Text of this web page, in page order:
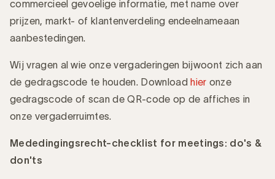
commercieel gevoelige informatie, met name over
prijzen, markt- of klantenverdeling endeelnameaan
aanbestedingen.
Wij vragen al wie onze vergaderingen bijwoont zich aan
de gedragscode te houden. Downloadhier onze
gedragscode of scan de QR-code op de affiches in
onze vergaderruimtes.
Mededingingsrecht-checklist for meetings: do's &
don'ts